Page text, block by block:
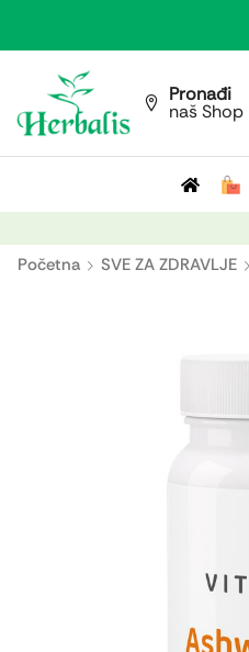
Pronađi
naš Shop
Početna SVE ZA ZDRAVLJE